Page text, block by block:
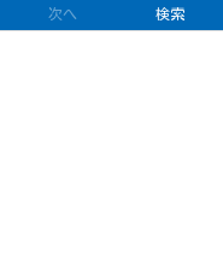
次へ 検索